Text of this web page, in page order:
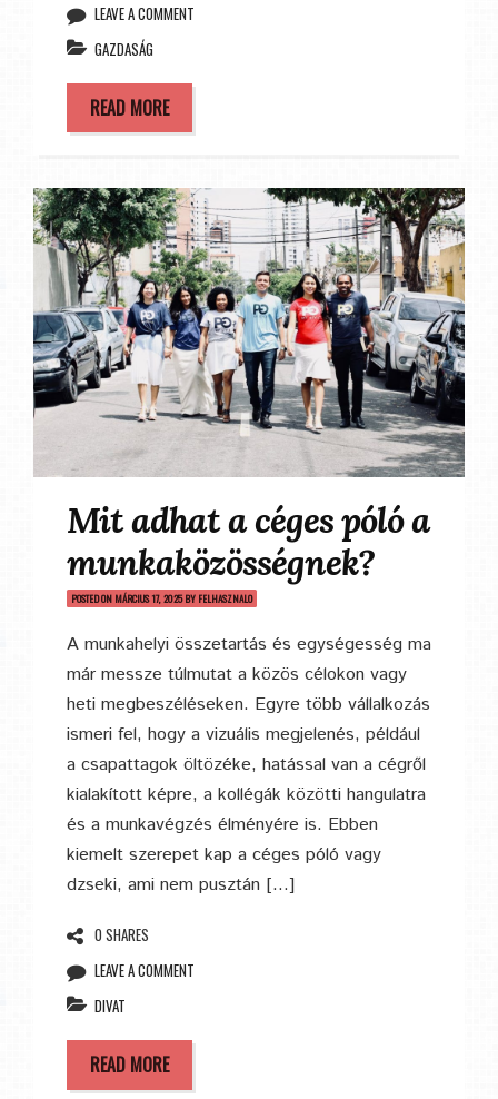
LEAVE A COMMENT
GAZDASÁG
READ MORE
Mit adhat a céges póló a
munkaközösségnek?
POSTED ON MÁRCIUS 17, 2025BY FELHASZNALO
A munkahelyi összetartás és egységesség ma
már messze túlmutat a közös célokon vagy
heti megbeszéléseken. Egyre több vállalkozás
ismeri fel, hogy a vizuális megjelenés, például
a csapattagok öltözéke, hatással van a cégről
kialakított képre, a kollégák közötti hangulatra
és a munkavégzés élményére is. Ebben
kiemelt szerepet kap a céges póló vagy
dzseki, ami nem pusztán […]
0 SHARES
LEAVE A COMMENT
DIVAT
READ MORE